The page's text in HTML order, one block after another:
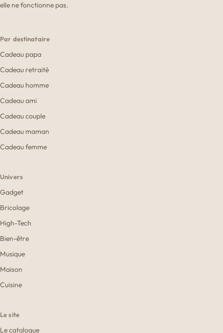
elle ne fonctionne pas.
Par destinataire
Cadeau papa
Cadeau retraité
Cadeau homme
Cadeau ami
Cadeau couple
Cadeau maman
Cadeau femme
Univers
Gadget
Bricolage
High-Tech
Bien-être
Musique
Maison
Cuisine
Le site
Le catalogue